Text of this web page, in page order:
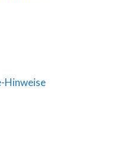
Hinweise